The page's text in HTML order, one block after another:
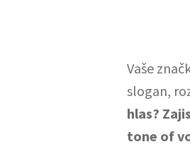
Vaše
slogan,
hlas?
tone of